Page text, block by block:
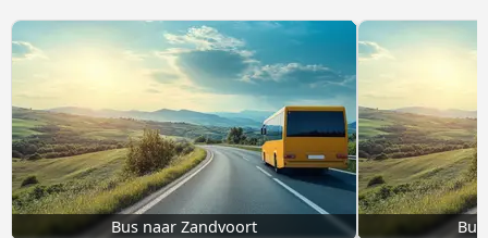
Bus naar Zandvoort